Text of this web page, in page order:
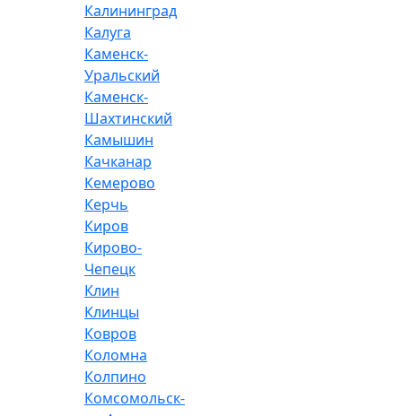
Калининград
Калуга
Каменск-
Уральский
Каменск-
Шахтинский
Камышин
Качканар
Кемерово
Керчь
Киров
Кирово-
Чепецк
Клин
Клинцы
Ковров
Коломна
Колпино
Комсомольск-